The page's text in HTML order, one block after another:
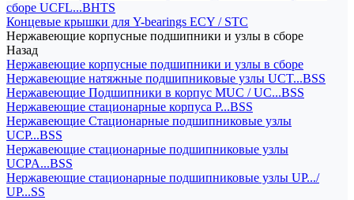
сборе UCFL...BHTS
Концевые крышки для Y-bearings ECY / STC
Нержавеющие корпусные подшипники и узлы в сборе
Назад
Нержавеющие корпусные подшипники и узлы в сборе
Нержавеющие натяжные подшипниковые узлы UCT...BSS
Нержавеющие Подшипники в корпус MUC / UC...BSS
Нержавеющие стационарные корпуса P...BSS
Нержавеющие Стационарные подшипниковые узлы
UCP...BSS
Нержавеющие стационарные подшипниковые узлы
UCPA...BSS
Нержавеющие стационарные подшипниковые узлы UP.../
UP...SS